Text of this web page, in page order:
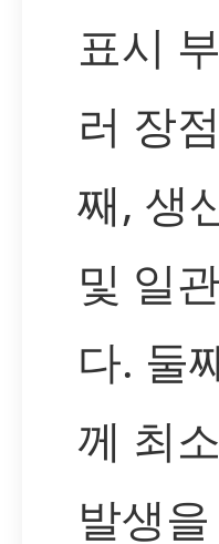
표시
러 장
째, 생
및 일
다. 둘
께 최
발생